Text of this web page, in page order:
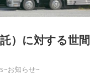
）に対する世間
お知らせ~